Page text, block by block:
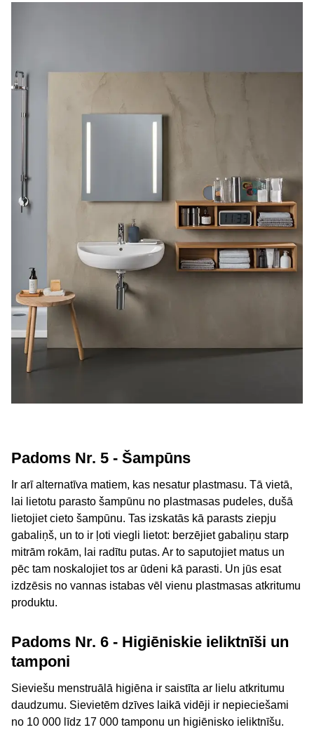
Padoms Nr. 5 - Šampūns
Ir arī alternatīva matiem, kas nesatur plastmasu. Tā vietā,
lai lietotu parasto šampūnu no plastmasas pudeles, dušā
lietojiet cieto šampūnu. Tas izskatās kā parasts ziepju
gabaliņš, un to ir ļoti viegli lietot: berzējiet gabaliņu starp
mitrām rokām, lai radītu putas. Ar to saputojiet matus un
pēc tam noskalojiet tos ar ūdeni kā parasti. Un jūs esat
izdzēsis no vannas istabas vēl vienu plastmasas atkritumu
produktu.
Padoms Nr. 6 - Higiēniskie ieliktnīši un
tamponi
Sieviešu menstruālā higiēna ir saistīta ar lielu atkritumu
daudzumu. Sievietēm dzīves laikā vidēji ir nepieciešami
no 10 000 līdz 17 000 tamponu un higiēnisko ieliktnīšu.